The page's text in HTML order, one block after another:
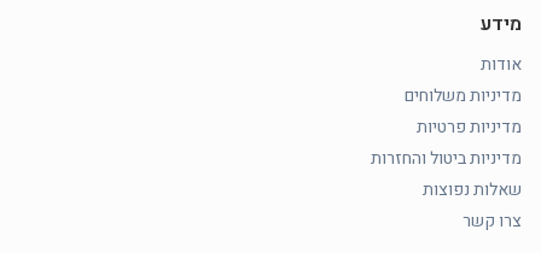
מידע
אודות
מדיניות משלוחים
מדיניות פרטיות
מדיניות ביטול והחזרות
שאלות נפוצות
צרו קשר